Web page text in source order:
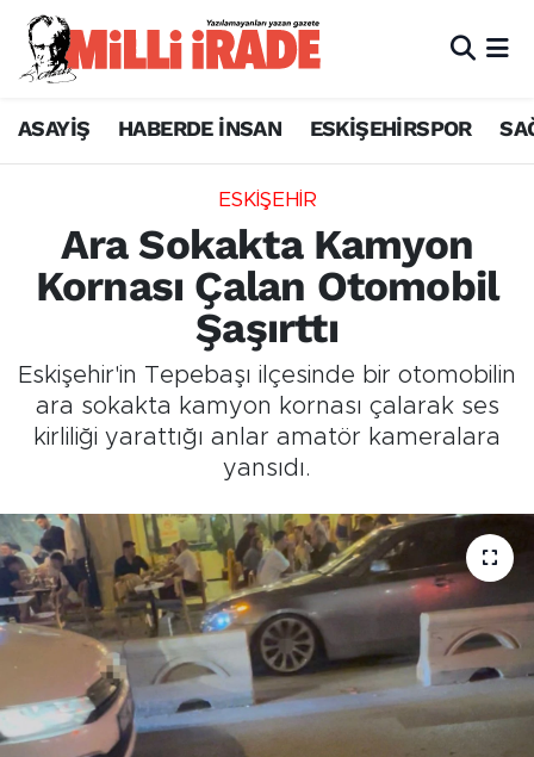
ASAYİŞ HABERDE İNSAN ESKİŞEHİRSPOR
ESKİŞEHİR
Ara Sokakta Kamyon
Kornası Çalan Otomobil
Şaşırttı
Eskişehir'in Tepebaşı ilçesinde bir otomobilin
ara sokakta kamyon kornası çalarak ses
kirliliği yarattığı anlar amatör kameralara
yansıdı.